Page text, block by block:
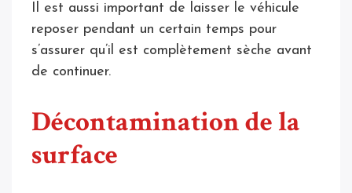
Il est aussi important de laisser le véhicule
reposer pendant un certain temps pour
s’assurer qu’il est complètement sèche avant
de continuer.
Décontamination de la
surface